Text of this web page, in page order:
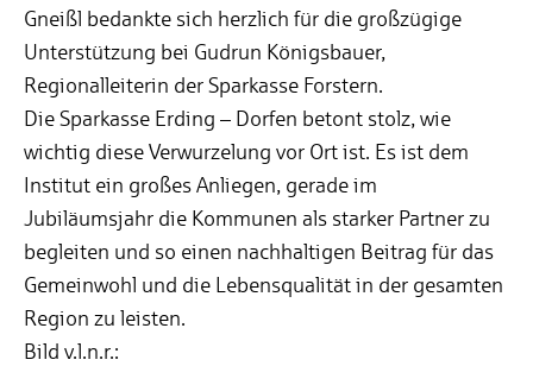
Gneißl bedankte sich herzlich für die großzügige
Unterstützung bei Gudrun Königsbauer,
Regionalleiterin der Sparkasse Forstern.
Die Sparkasse Erding – Dorfen betont stolz, wie
wichtig diese Verwurzelung vor Ort ist. Es ist dem
Institut ein großes Anliegen, gerade im
Jubiläumsjahr die Kommunen als starker Partner zu
begleiten und so einen nachhaltigen Beitrag für das
Gemeinwohl und die Lebensqualität in der gesamten
Region zu leisten.
Bild v.l.n.r.: